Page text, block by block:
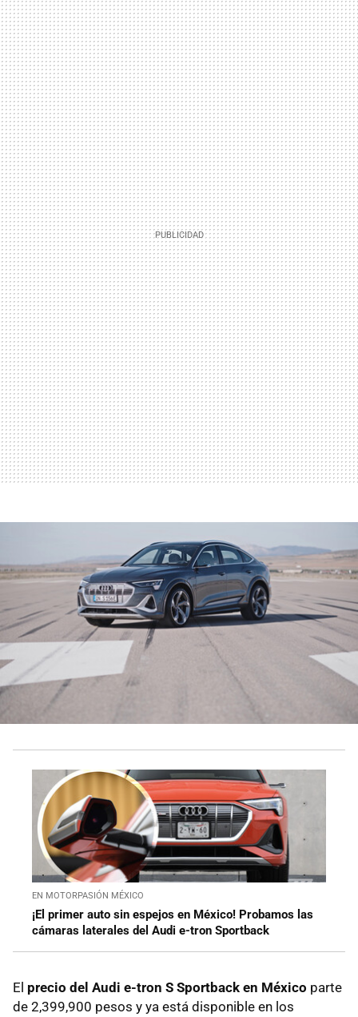
EN MOTORPASIÓN MÉXICO
¡El primer auto sin espejos en México! Probamos las
cámaras laterales del Audi e-tron Sportback
El precio del Audi e-tron S Sportback en México parte
de 2,399,900 pesos y ya está disponible en los